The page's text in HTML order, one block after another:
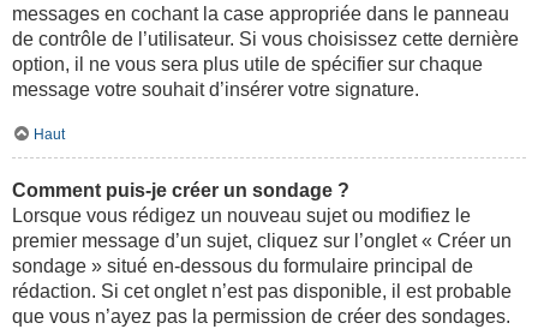
messages en cochant la case appropriée dans le panneau
de contrôle de l’utilisateur. Si vous choisissez cette dernière
option, il ne vous sera plus utile de spécifier sur chaque
message votre souhait d’insérer votre signature.
Haut
Comment puis-je créer un sondage ?
Lorsque vous rédigez un nouveau sujet ou modifiez le
premier message d’un sujet, cliquez sur l’onglet « Créer un
sondage » situé en-dessous du formulaire principal de
rédaction. Si cet onglet n’est pas disponible, il est probable
que vous n’ayez pas la permission de créer des sondages.